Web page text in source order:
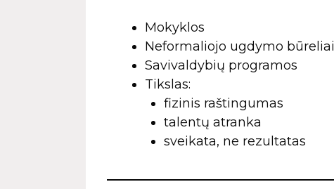
Mokyklos
Neformaliojo ugdymo būreliai
Savivaldybių programos
Tikslas:
fizinis raštingumas
talentų atranka
sveikata, ne rezultatas